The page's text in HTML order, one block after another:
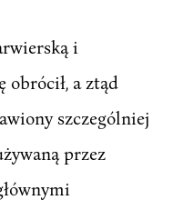
i
obrócił, a ztąd
szczególniej
przez